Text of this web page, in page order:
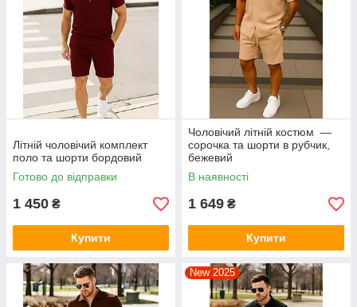
Літній чоловічий комплект
поло та шорти бордовий
Готово до відправки
1 450 ₴
Купити
Чоловічий літній костюм —
сорочка та шорти в рубчик,
бежевий
В наявності
1 649 ₴
Купити
New 2025